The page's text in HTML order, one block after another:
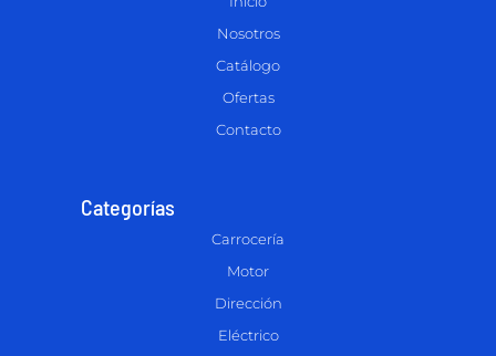
Nosotros
Catálogo
Ofertas
Contacto
Categorías
Carrocería
Motor
Dirección
Eléctrico